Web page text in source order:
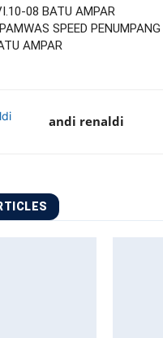
08 BATU AMPAR
SPEED PENUMPANG
AMPAR
andi renaldi